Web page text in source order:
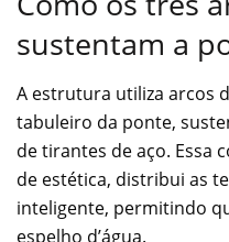
sustentam a
A estrutura utiliza arcos
tabuleiro da ponte,
de tirantes de aço. Essa
de estética, distribui as
inteligente, permitindo
espelho d’água.